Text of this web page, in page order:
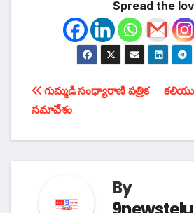
Spread the
టపా
నావిగేషన్
గుమ్మడి సంధ్యారాణి పత్రిక
సమావేశం
By